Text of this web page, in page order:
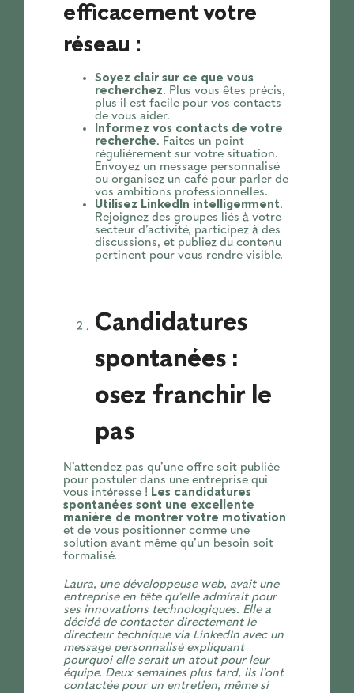
efficacement votre
réseau :
Soyez clair sur ce que vous
recherchez. Plus vous êtes précis,
plus il est facile pour vos contacts
de vous aider.
Informez vos contacts de votre
recherche. Faites un point
régulièrement sur votre situation.
Envoyez un message personnalisé
ou organisez un café pour parler de
vos ambitions professionnelles.
Utilisez LinkedIn intelligemment.
Rejoignez des groupes liés à votre
secteur d’activité, participez à des
discussions, et publiez du contenu
pertinent pour vous rendre visible.
Candidatures
spontanées :
osez franchir le
pas
N’attendez pas qu’une offre soit publiée
pour postuler dans une entreprise qui
vous intéresse ! Les candidatures
spontanées sont une excellente
manière de montrer votre motivation
et de vous positionner comme une
solution avant même qu’un besoin soit
formalisé.
Laura, une développeuse web, avait une
entreprise en tête qu’elle admirait pour
ses innovations technologiques. Elle a
décidé de contacter directement le
directeur technique via LinkedIn avec un
message personnalisé expliquant
pourquoi elle serait un atout pour leur
équipe. Deux semaines plus tard, ils l’ont
contactée pour un entretien, même si